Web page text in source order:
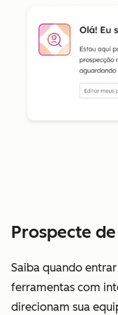
Prospecte
Saiba quando
ferramentas com
direcionam sua